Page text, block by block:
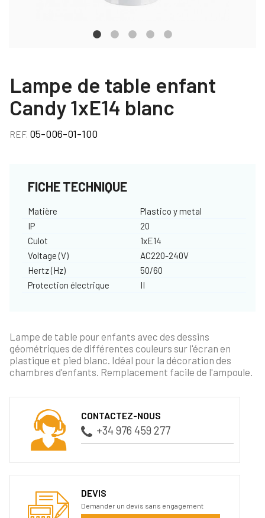
Lampe de table enfant
Candy 1xE14 blanc
REF. 05-006-01-100
FICHE TECHNIQUE
Matière
Plastico y metal
IP
20
Culot
1xE14
Voltage (V)
AC220-240V
Hertz (Hz)
50/60
Protection électrique
II
Lampe de table pour enfants avec des dessins
géométriques de différentes couleurs sur l'écran en
plastique et pied blanc. Idéal pour la décoration des
chambres d'enfants. Remplacement facile de l'ampoule.
CONTACTEZ-NOUS
+34 976 459 277
DEVIS
Demander un devis sans engagement